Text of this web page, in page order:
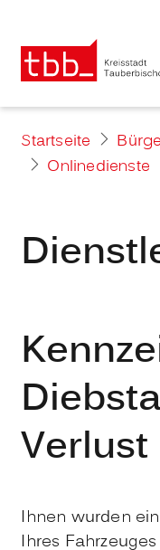
Startseite
Onlinedienste
Ihnen wurden
Ihres